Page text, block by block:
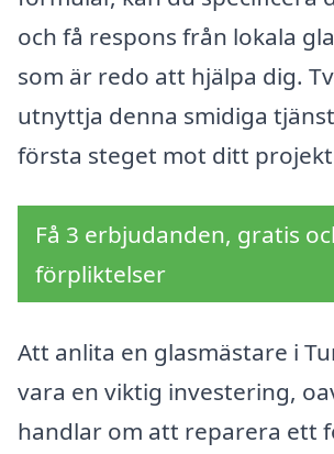
och få respons från lokala
som är redo att hjälpa dig.
utnyttja denna smidiga
första steget mot ditt
Få 3 erbjudanden, gratis
förpliktelser
Att anlita en glasmästare i
vara en viktig investering,
handlar om att reparera ett